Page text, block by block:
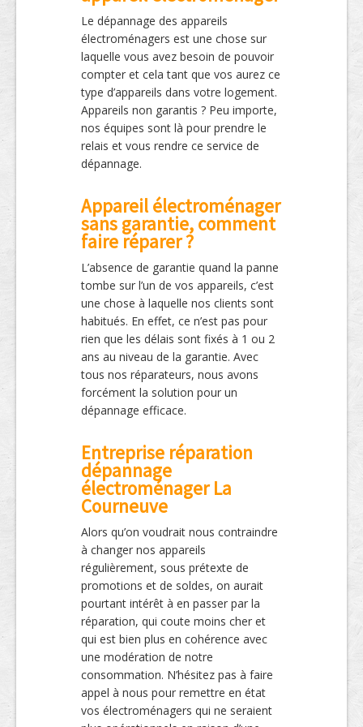
Le dépannage des appareils
électroménagers est une chose sur
laquelle vous avez besoin de pouvoir
compter et cela tant que vos aurez ce
type d’appareils dans votre logement.
Appareils non garantis ? Peu importe,
nos équipes sont là pour prendre le
relais et vous rendre ce service de
dépannage.
Appareil électroménager
sans garantie, comment
faire réparer ?
L’absence de garantie quand la panne
tombe sur l’un de vos appareils, c’est
une chose à laquelle nos clients sont
habitués. En effet, ce n’est pas pour
rien que les délais sont fixés à 1 ou 2
ans au niveau de la garantie. Avec
tous nos réparateurs, nous avons
forcément la solution pour un
dépannage efficace.
Entreprise réparation
dépannage
électroménager La
Courneuve
Alors qu’on voudrait nous contraindre
à changer nos appareils
régulièrement, sous prétexte de
promotions et de soldes, on aurait
pourtant intérêt à en passer par la
réparation, qui coute moins cher et
qui est bien plus en cohérence avec
une modération de notre
consommation. N’hésitez pas à faire
appel à nous pour remettre en état
vos électroménagers qui ne seraient